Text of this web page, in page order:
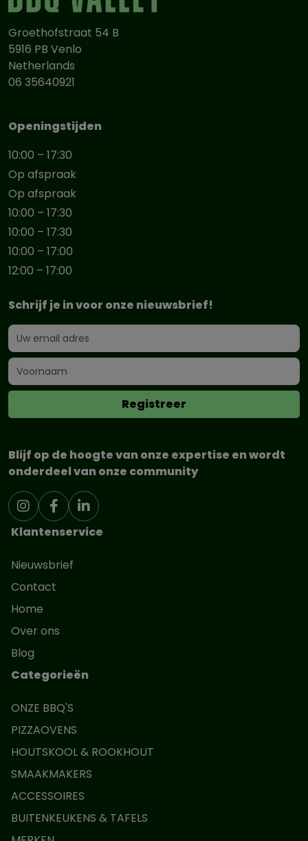
Groethofstraat 54 B
5916 PB Venlo
Netherlands
06 35640921
Openingstijden
10:00 – 17:30
Op afspraak
Op afspraak
10:00 – 17:30
10:00 – 17:30
10:00 – 17:00
12:00 – 17:00
Schrijf je in voor onze nieuwsbrief!
Blijf op de hoogte van onze expertise en wordt
onderdeel van onze community
Klantenservice
Nieuwsbrief
Contact
Home
Over ons
Blog
Categorieën
ONZE BBQ'S
PIZZAOVENS
HOUTSKOOL & ROOKHOUT
SMAAKMAKERS
ACCESSOIRES
BUITENKEUKENS & TAFELS